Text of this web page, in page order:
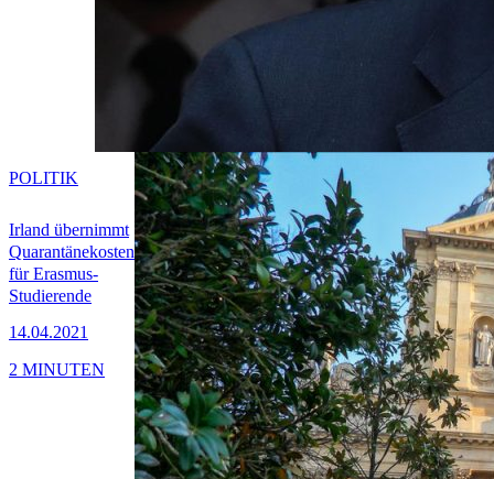
Irland übernimmt
Quarantänekosten
für Erasmus-
Studierende
14.04.2021
POLITIK
2 MINUTEN